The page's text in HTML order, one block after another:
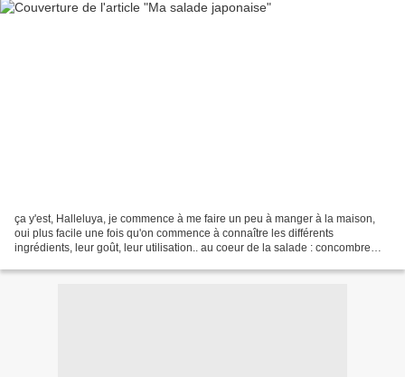
ça y'est, Halleluya, je commence à me faire un peu à manger à la maison,
oui plus facile une fois qu'on commence à connaître les différents
ingrédients, leur goût, leur utilisation.. au coeur de la salade : concombre